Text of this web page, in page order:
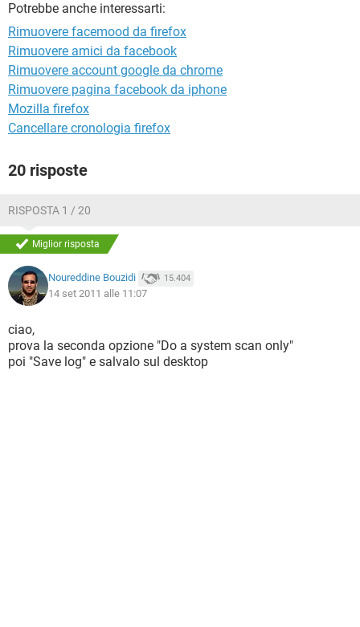
Potrebbe anche interessarti:
Rimuovere facemood da firefox
Rimuovere amici da facebook
Rimuovere account google da chrome
Rimuovere pagina facebook da iphone
Mozilla firefox
Cancellare cronologia firefox
20 risposte
RISPOSTA 1 / 20
Miglior risposta
Noureddine Bouzidi 15.404
14 set 2011 alle 11:07
ciao,
prova la seconda opzione "Do a system scan only"
poi "Save log" e salvalo sul desktop